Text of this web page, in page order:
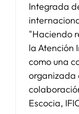
Integrada
"Haciendo
la Atención
como una
organizada
Escocia,